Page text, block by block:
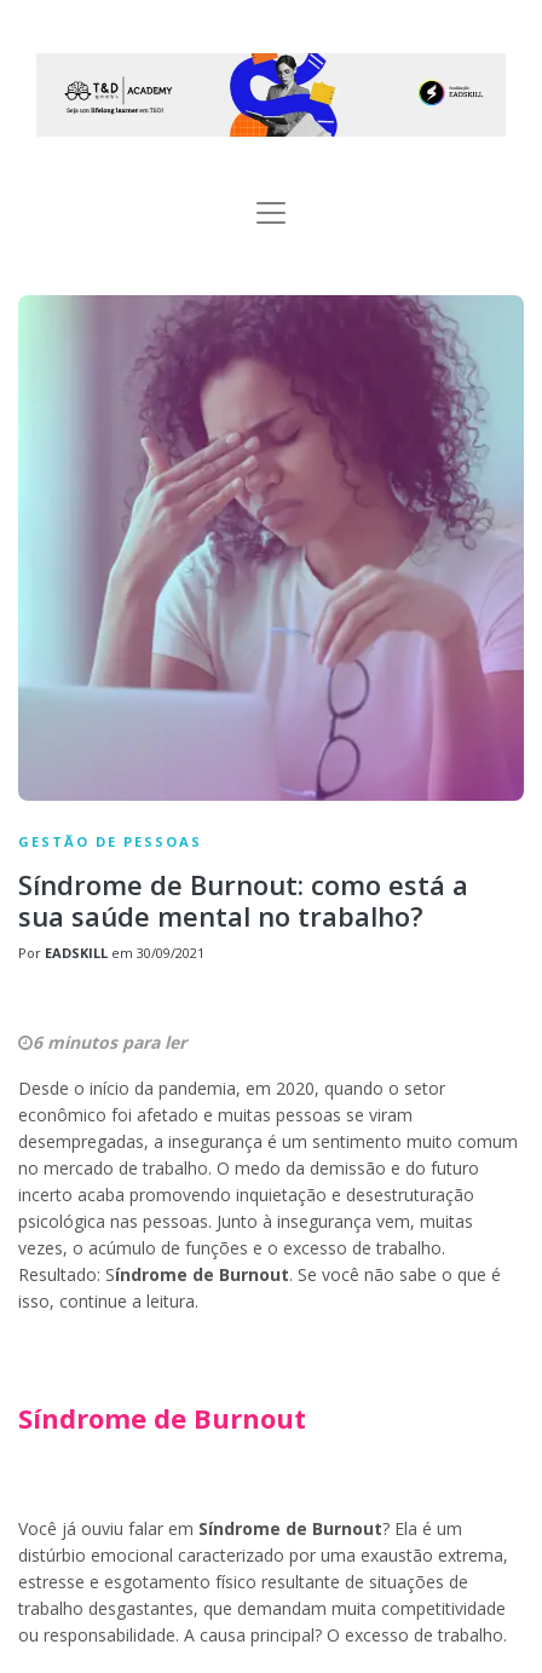
GESTÃO DE PESSOAS
Síndrome de Burnout: como está a
sua saúde mental no trabalho?
Por EADSKILL em 30/09/2021
6 minutos para ler
Desde o início da pandemia, em 2020, quando o setor
econômico foi afetado e muitas pessoas se viram
desempregadas, a insegurança é um sentimento muito comum
no mercado de trabalho. O medo da demissão e do futuro
incerto acaba promovendo inquietação e desestruturação
psicológica nas pessoas. Junto à insegurança vem, muitas
vezes, o acúmulo de funções e o excesso de trabalho.
Resultado: Síndrome de Burnout. Se você não sabe o que é
isso, continue a leitura.
Síndrome de Burnout
Você já ouviu falar em Síndrome de Burnout? Ela é um
distúrbio emocional caracterizado por uma exaustão extrema,
estresse e esgotamento físico resultante de situações de
trabalho desgastantes, que demandam muita competitividade
ou responsabilidade. A causa principal? O excesso de trabalho.